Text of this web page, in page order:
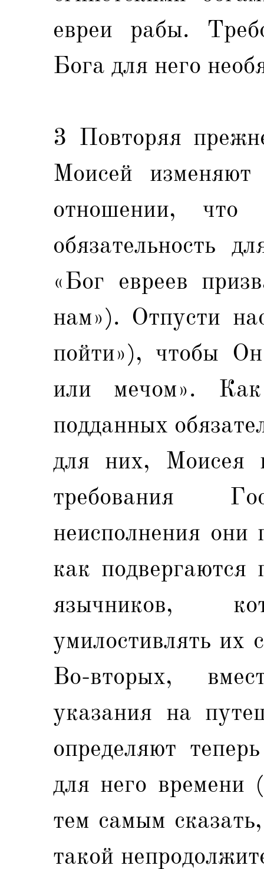
евреи рабы.
Бога для него
3 Повторяя
Моисей
отношении,
обязательность
«Бог евреев
нам»). Отпусти
пойти»), чтобы
или мечом».
подданных
для них, Моисея
требования
неисполнения они
как подвергаются
язычников,
умилостивлять их
Во-вторых,
указания на
определяют
для него времени
тем самым
такой